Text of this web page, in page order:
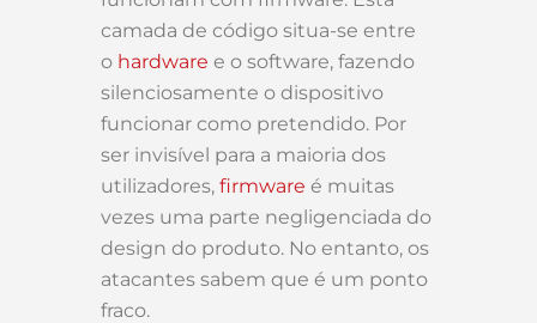
camada de código situa-se entre
o hardware e o software, fazendo
silenciosamente o dispositivo
funcionar como pretendido. Por
ser invisível para a maioria dos
utilizadores, firmware é muitas
vezes uma parte negligenciada do
design do produto. No entanto, os
atacantes sabem que é um ponto
fraco.